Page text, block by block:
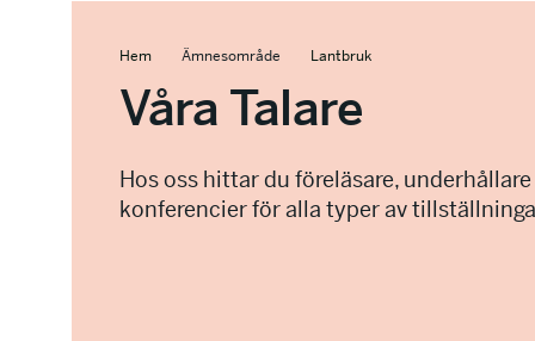
Hem Ämnesområde Lantbruk
Våra Talare
Hos oss hittar du föreläsare,
konferencier för alla typer av